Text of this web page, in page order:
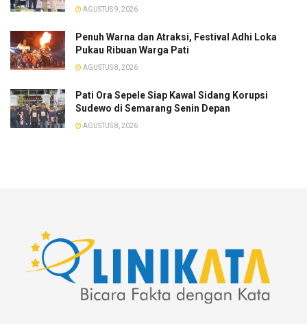
AGUSTUS 9, 2026
Penuh Warna dan Atraksi, Festival Adhi Loka
Pukau Ribuan Warga Pati
AGUSTUS 8, 2026
Pati Ora Sepele Siap Kawal Sidang Korupsi
Sudewo di Semarang Senin Depan
AGUSTUS 8, 2026